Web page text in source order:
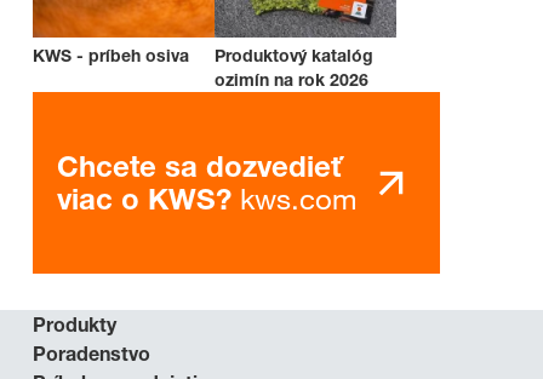
KWS - príbeh osiva
Produktový katalóg
ozimín na rok 2026
Chcete sa dozvedieť
viac o KWS? kws.com
Produkty
Poradenstvo